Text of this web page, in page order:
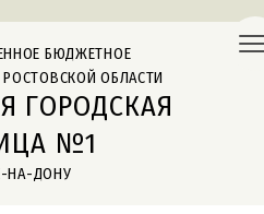
ГОРОДСКАЯ
НА-ДОНУ
БЮДЖЕТНОЕ
ОБЛАСТИ
№1